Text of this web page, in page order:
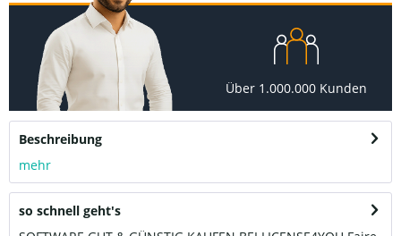
Über 1.000.000 Kunden
Beschreibung
mehr
so schnell geht's